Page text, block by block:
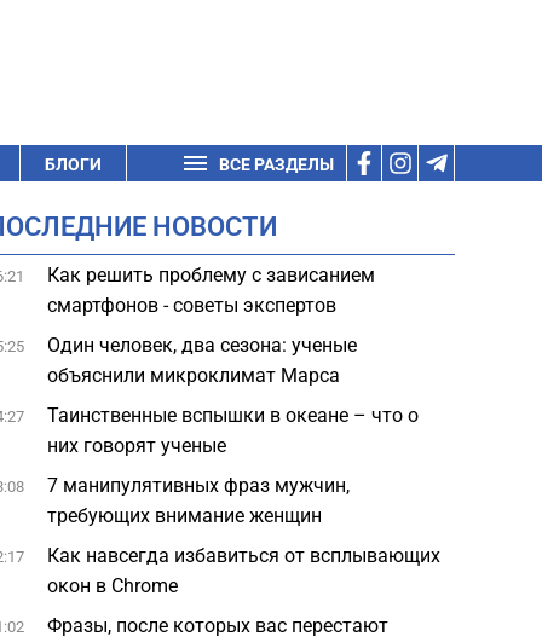
БЛОГИ ВСЕ РАЗДЕЛЫ
НОВОСТИ
Как решить проблему с зависанием
смартфонов - советы экспертов
Один человек, два сезона: ученые
объяснили микроклимат Марса
Таинственные вспышки в океане – что о
них говорят ученые
7 манипулятивных фраз мужчин,
требующих внимание женщин
Как навсегда избавиться от всплывающих
окон в Chrome
Фразы, после которых вас перестают